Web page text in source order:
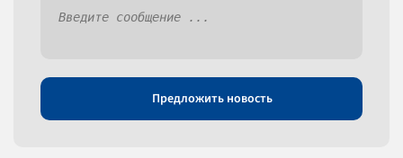
Предложить новость